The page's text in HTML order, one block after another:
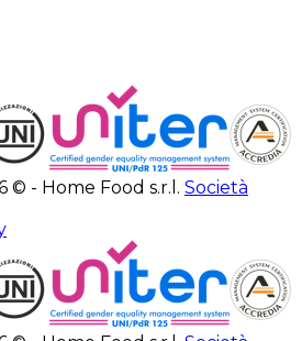
- Home Food s.r.l. Società